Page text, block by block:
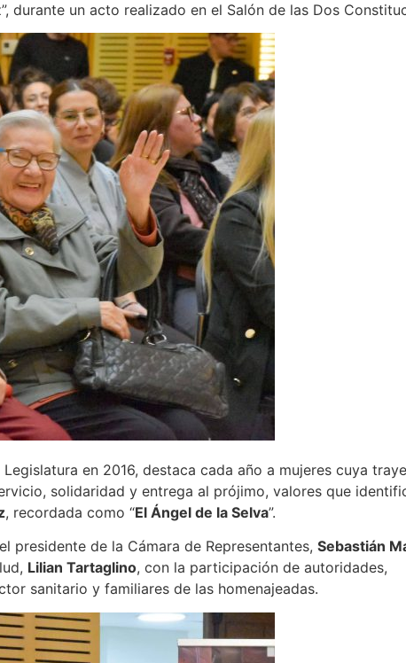
durante un acto realizado en el Salón de las Dos
en 2016, destaca cada año a mujeres cuya
solidaridad y entrega al prójimo, valores que
, recordada como “El Ángel de la Selva”.
presidente de la Cámara de Representantes, Sebastián
Lilian Tartaglino, con la participación de autoridades,
sanitario y familiares de las homenajeadas.